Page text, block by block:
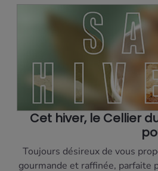
Cet hiver, le Cellier
Toujours désireux de vous
gourmande et raffinée, parfaite